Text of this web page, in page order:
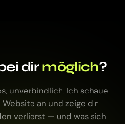
dirmöglich?
unverbindlich. Ich schaue
an und zeige dir
verlierst — und was sich